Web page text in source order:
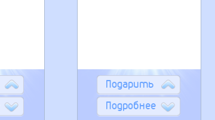
Подарить
Подробнее